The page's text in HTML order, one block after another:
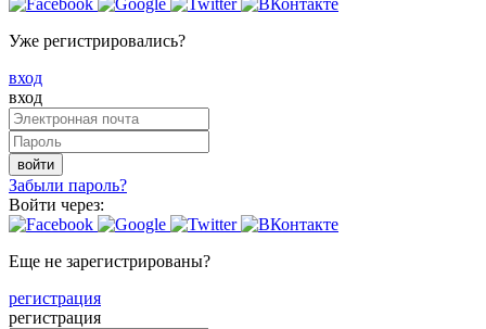
Уже регистрировались?
вход
вход
войти
Забыли пароль?
Войти через:
Еще не зарегистрированы?
регистрация
регистрация